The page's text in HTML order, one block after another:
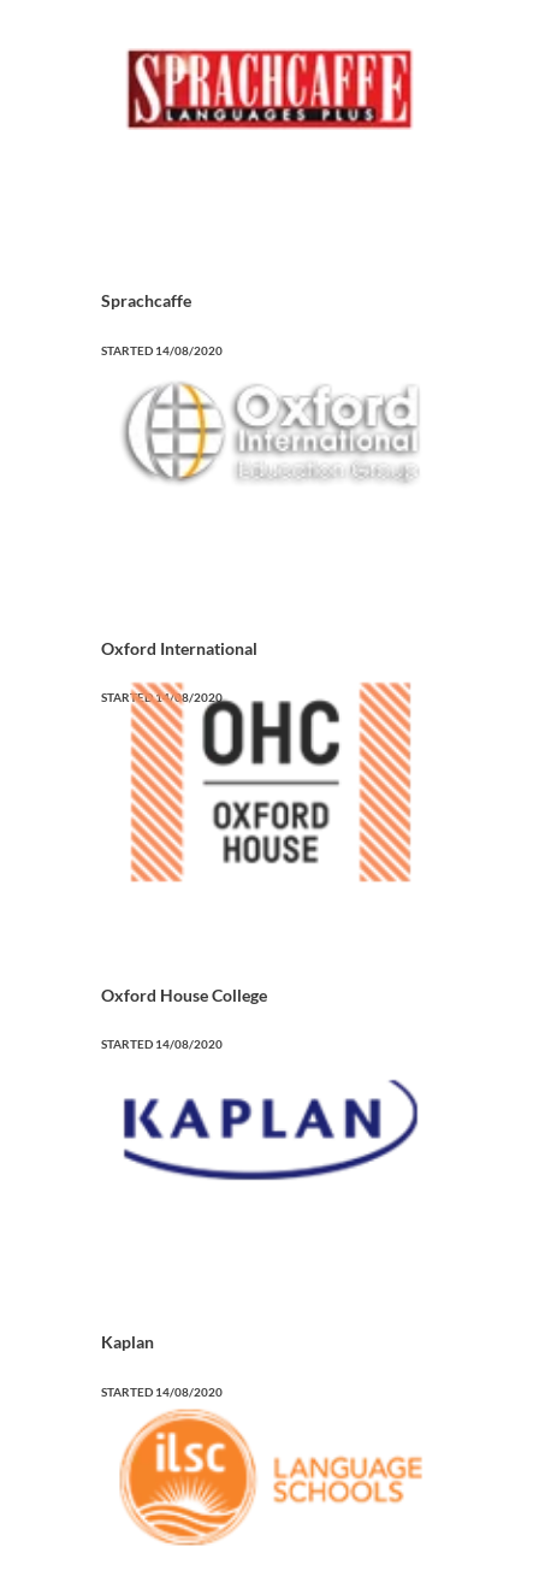
Sprachcaffe
STARTED14/08/2020
Oxford International
STARTED14/08/2020
Oxford House College
STARTED14/08/2020
Kaplan
STARTED14/08/2020